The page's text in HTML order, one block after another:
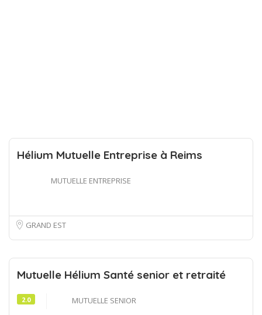
Hélium Mutuelle Entreprise à Reims
MUTUELLE ENTREPRISE
GRAND EST
Mutuelle Hélium Santé senior et retraité
2.0
MUTUELLE SENIOR